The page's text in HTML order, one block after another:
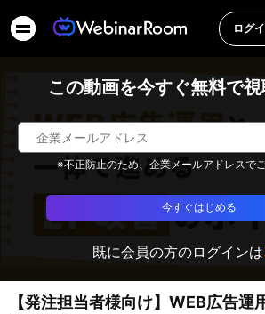
ログ
この動画を今すぐ無料で視
※不正防止のため、企業メールアドレスで
今すぐはじめる
既に会員の方のログインは
【発注担当者様向け】WEB広告運